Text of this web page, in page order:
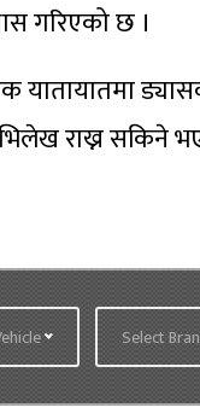
गरिएको छ ।
यातायातमा
राख्न सकिने
Select